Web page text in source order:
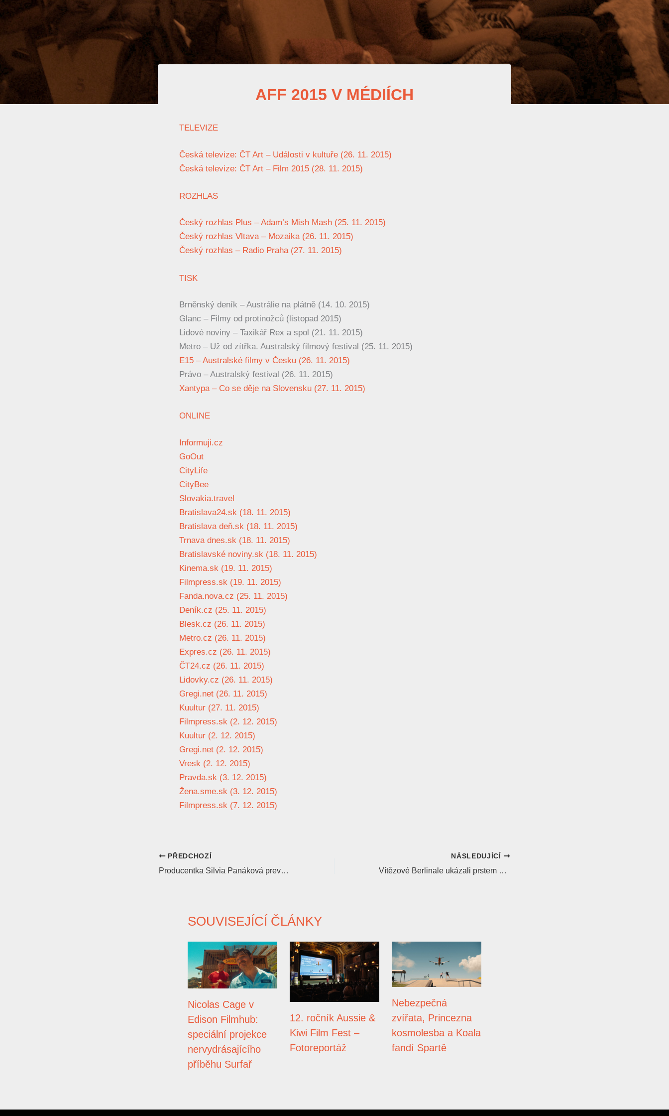
AFF 2015 V MÉDIÍCH
TELEVIZE
Česká televize: ČT Art – Události v kultuře (26. 11. 2015)
Česká televize: ČT Art – Film 2015 (28. 11. 2015)
ROZHLAS
Český rozhlas Plus – Adam’s Mish Mash (25. 11. 2015)
Český rozhlas Vltava – Mozaika (26. 11. 2015)
Český rozhlas – Radio Praha (27. 11. 2015)
TISK
Brněnský deník – Austrálie na plátně (14. 10. 2015)
Glanc – Filmy od protinožců (listopad 2015)
Lidové noviny – Taxikář Rex a spol (21. 11. 2015)
Metro – Už od zítřka. Australský filmový festival (25. 11. 2015)
E15 – Australské filmy v Česku (26. 11. 2015)
Právo – Australský festival (26. 11. 2015)
Xantypa – Co se děje na Slovensku (27. 11. 2015)
ONLINE
Informuji.cz
GoOut
CityLife
CityBee
Slovakia.travel
Bratislava24.sk (18. 11. 2015)
Bratislava deň.sk (18. 11. 2015)
Trnava dnes.sk (18. 11. 2015)
Bratislavské noviny.sk (18. 11. 2015)
Kinema.sk (19. 11. 2015)
Filmpress.sk (19. 11. 2015)
Fanda.nova.cz (25. 11. 2015)
Deník.cz (25. 11. 2015)
Blesk.cz (26. 11. 2015)
Metro.cz (26. 11. 2015)
Expres.cz (26. 11. 2015)
ČT24.cz (26. 11. 2015)
Lidovky.cz (26. 11. 2015)
Gregi.net (26. 11. 2015)
Kuultur (27. 11. 2015)
Filmpress.sk (2. 12. 2015)
Kuultur (2. 12. 2015)
Gregi.net (2. 12. 2015)
Vresk (2. 12. 2015)
Pravda.sk (3. 12. 2015)
Žena.sme.sk (3. 12. 2015)
Filmpress.sk (7. 12. 2015)
PŘEDCHOZÍ
Producentka Silvia Panáková prevzala na otvorení Austrálskeho festivalu cenu „Srdce v dlani“
NÁSLEDUJÍCÍ
Vítězové Berlinale ukázali prstem na Evropu
SOUVISEJÍCÍ ČLÁNKY
Nicolas Cage v
Edison Filmhub:
speciální projekce
nervydrásajícího
příběhu Surfař
12. ročník Aussie &
Kiwi Film Fest –
Fotoreportáž
Nebezpečná
zvířata, Princezna
kosmolesba a Koala
fandí Spartě